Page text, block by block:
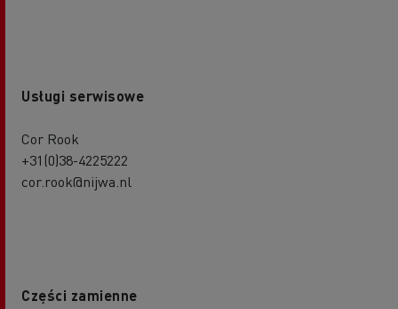
Usługi serwisowe
Cor Rook
+31(0)38-4225222
cor.rook@nijwa.nl
Części zamienne